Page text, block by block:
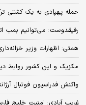
حمله پهپادی به یک کشتی
رفیقدوست: می‌توانیم بمب
همتی: اظهارات وزیر
مکزیک و این کشور روابط
واکنش فدراسیون فوتبال